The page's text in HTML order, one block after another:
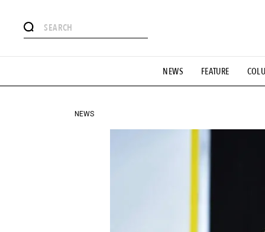
NEWS FEATURE
#憧れの逸品 #ESSENTIAL
#GH 銘品の所以 #フイナムのYouTube #Commune H
#HANDSOME HANDBOOK
NEWS